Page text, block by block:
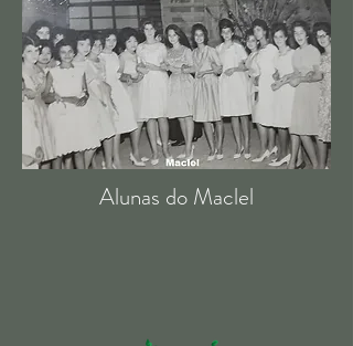
Alunas do Maclel